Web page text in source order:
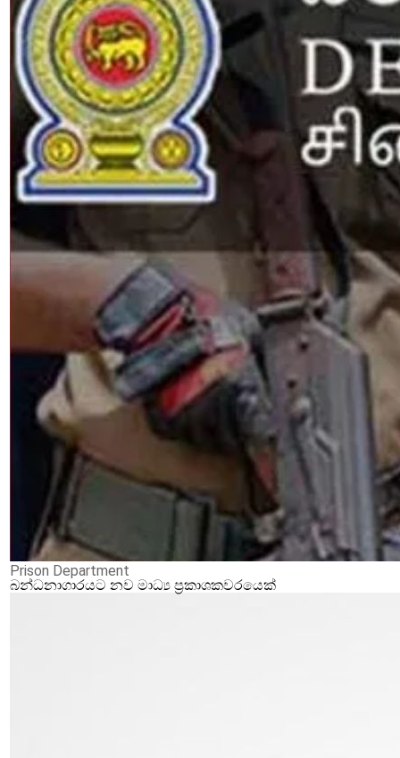
Prison Department
බන්ධනාගාරයට නව මාධ්‍ය ප්‍රකාශකවරයෙක්